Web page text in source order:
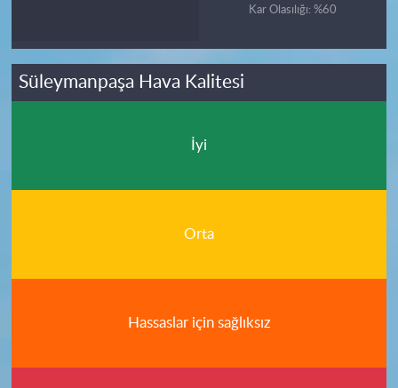
Kar Olasılığı: %60
Süleymanpaşa Hava Kalitesi
İyi
Orta
Hassaslar için sağlıksız